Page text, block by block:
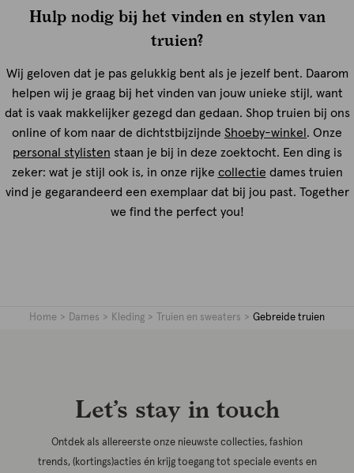
Hulp nodig bij het vinden en stylen van
truien?
Wij geloven dat je pas gelukkig bent als je jezelf bent. Daarom
helpen wij je graag bij het vinden van jouw unieke stijl, want
dat is vaak makkelijker gezegd dan gedaan. Shop truien bij ons
online of kom naar de dichtstbijzijnde Shoeby-winkel . Onze
personal stylisten staan je bij in deze zoektocht. Een ding is
zeker: wat je stijl ook is, in onze rijke collectie dames truien
vind je gegarandeerd een exemplaar dat bij jou past. Together
we find the perfect you!
Home Dames Kleding Truien en sweaters Gebreide truien
Let’s stay in touch
Ontdek als allereerste onze nieuwste collecties, fashion
trends, (kortings)acties én krijg toegang tot speciale events en